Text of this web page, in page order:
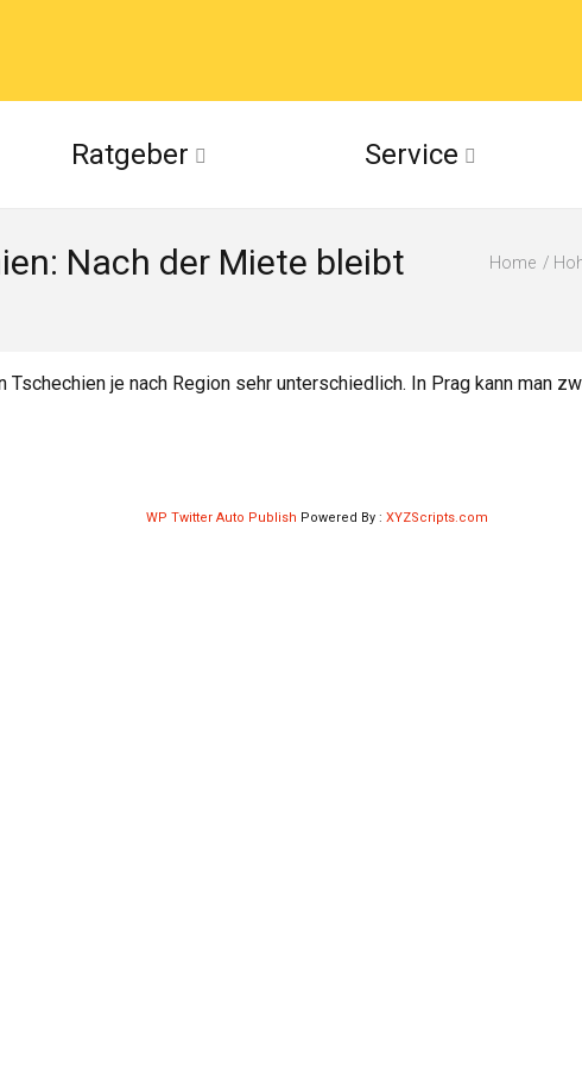
Flickr
Ratgeber Service
Nach der Miete bleibt
Home
je nach Region sehr unterschiedlich. In Prag kann man
WP Twitter Auto Publish Powered By : XYZScripts.com